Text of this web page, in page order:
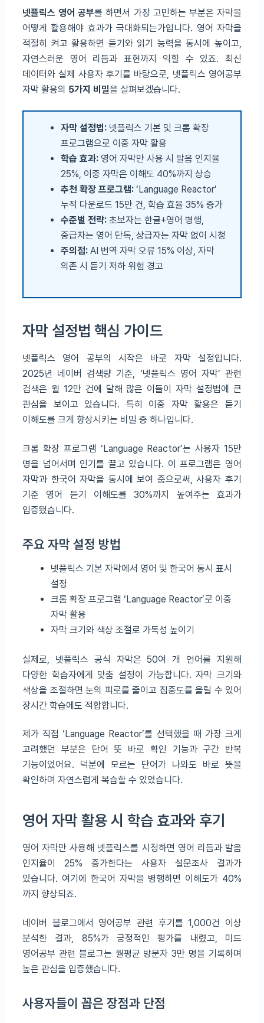
넷플릭스 영어 공부를 하면서 가장 고민하는 부분은 자막을
어떻게 활용해야 효과가 극대화되는가입니다. 영어 자막을
적절히 켜고 활용하면 듣기와 읽기 능력을 동시에 높이고,
자연스러운 영어 리듬과 표현까지 익힐 수 있죠. 최신
데이터와 실제 사용자 후기를 바탕으로, 넷플릭스 영어공부
자막 활용의 5가지 비밀을 살펴보겠습니다.
자막 설정법: 넷플릭스 기본 및 크롬 확장
프로그램으로 이중 자막 활용
학습 효과: 영어 자막만 사용 시 발음 인지율
25%, 이중 자막은 이해도 40%까지 상승
추천 확장 프로그램: ‘Language Reactor’
누적 다운로드 15만 건, 학습 효율 35% 증가
수준별 전략: 초보자는 한글+영어 병행,
중급자는 영어 단독, 상급자는 자막 없이 시청
주의점: AI 번역 자막 오류 15% 이상, 자막
의존 시 듣기 저하 위험 경고
자막 설정법 핵심 가이드
넷플릭스 영어 공부의 시작은 바로 자막 설정입니다.
2025년 네이버 검색량 기준, ‘넷플릭스 영어 자막’ 관련
검색은 월 12만 건에 달해 많은 이들이 자막 설정법에 큰
관심을 보이고 있습니다. 특히 이중 자막 활용은 듣기
이해도를 크게 향상시키는 비밀 중 하나입니다.
크롬 확장 프로그램 ‘Language Reactor’는 사용자 15만
명을 넘어서며 인기를 끌고 있습니다. 이 프로그램은 영어
자막과 한국어 자막을 동시에 보여 줌으로써, 사용자 후기
기준 영어 듣기 이해도를 30%까지 높여주는 효과가
입증됐습니다.
주요 자막 설정 방법
넷플릭스 기본 자막에서 영어 및 한국어 동시 표시
설정
크롬 확장 프로그램 ‘Language Reactor’로 이중
자막 활용
자막 크기와 색상 조절로 가독성 높이기
실제로, 넷플릭스 공식 자막은 50여 개 언어를 지원해
다양한 학습자에게 맞춤 설정이 가능합니다. 자막 크기와
색상을 조절하면 눈의 피로를 줄이고 집중도를 올릴 수 있어
장시간 학습에도 적합합니다.
제가 직접 ‘Language Reactor’를 선택했을 때 가장 크게
고려했던 부분은 단어 뜻 바로 확인 기능과 구간 반복
기능이었어요. 덕분에 모르는 단어가 나와도 바로 뜻을
확인하며 자연스럽게 복습할 수 있었습니다.
영어 자막 활용 시 학습 효과와 후기
영어 자막만 사용해 넷플릭스를 시청하면 영어 리듬과 발음
인지율이 25% 증가한다는 사용자 설문조사 결과가
있습니다. 여기에 한국어 자막을 병행하면 이해도가 40%
까지 향상되죠.
네이버 블로그에서 영어공부 관련 후기를 1,000건 이상
분석한 결과, 85%가 긍정적인 평가를 내렸고, 미드
영어공부 관련 블로그는 월평균 방문자 3만 명을 기록하며
높은 관심을 입증했습니다.
사용자들이 꼽은 장점과 단점